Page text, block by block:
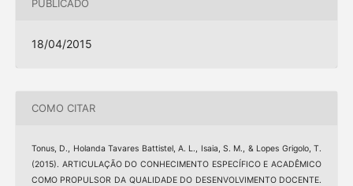
PUBLICADO
18/04/2015
COMO CITAR
Tonus, D., Holanda Tavares Battistel, A. L., Isaia, S. M., & Lopes Grigolo, T.
(2015). ARTICULAÇÃO DO CONHECIMENTO ESPECÍFICO E ACADÊMICO
COMO PROPULSOR DA QUALIDADE DO DESENVOLVIMENTO DOCENTE.